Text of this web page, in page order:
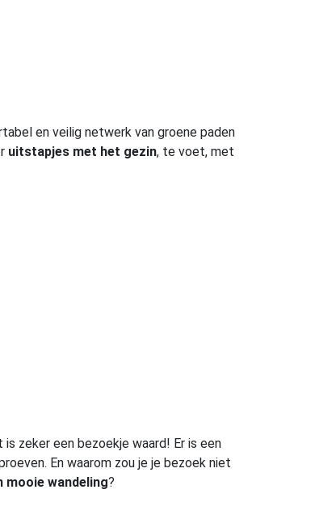
en veilig netwerk van groene paden
uitstapjes met het gezin, te voet, met
zeker een bezoekje waard! Er is een
En waarom zou je je bezoek niet
mooie wandeling?